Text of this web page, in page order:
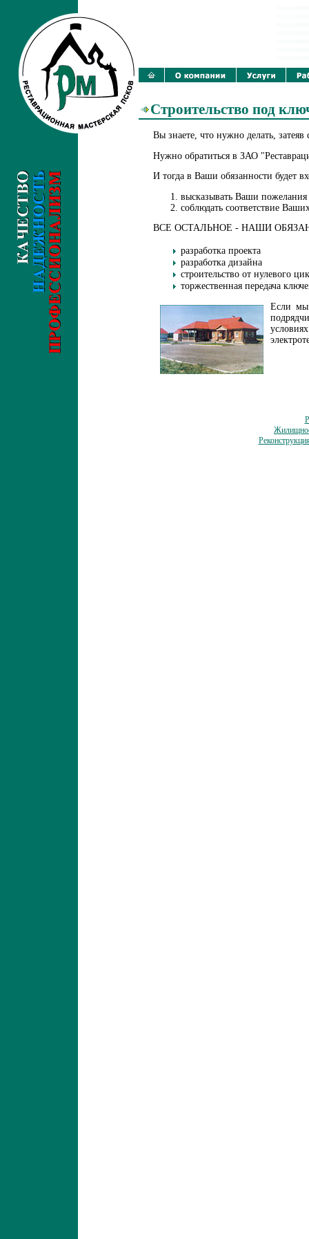
Строительство под
Вы знаете, что нужно делать,
Нужно обратиться в ЗАО
И тогда в Ваши обязанности будет
высказывать Ваши пожелания
соблюдать соответствие
ВСЕ ОСТАЛЬНОЕ - НАШИ
разработка проекта
разработка дизайна
строительство от нулевого
торжественная передача
Если мы
Жилищное